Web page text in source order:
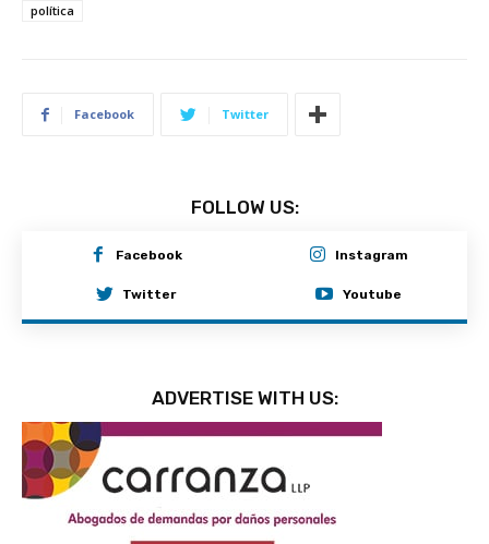
política
Facebook Twitter
FOLLOW US:
Facebook Instagram
Twitter Youtube
ADVERTISE WITH US: